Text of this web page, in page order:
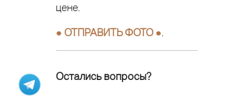
цене.
● ОТПРАВИТЬ ФОТО ●
Остались вопросы?